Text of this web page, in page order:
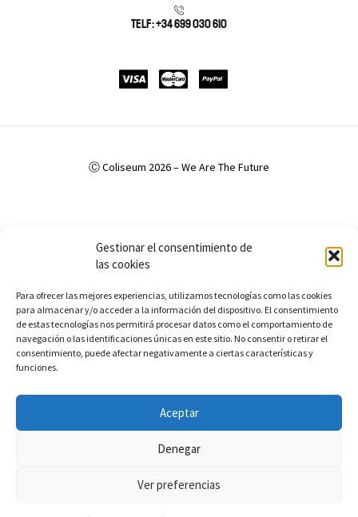
Gestionar el consentimiento de
las cookies
Para ofrecer las mejores experiencias, utilizamos tecnologías como las cookies
para almacenar y/o acceder a la información del dispositivo. El consentimiento
de estas tecnologías nos permitirá procesar datos como el comportamiento de
navegación o las identificaciones únicas en este sitio. No consentir o retirar el
consentimiento, puede afectar negativamente a ciertas características y
funciones.
Aceptar
Denegar
Ver preferencias
Telf: +34 699 030 610
Ⓒ Coliseum 2026 – We Are The Future
Accesibilidad